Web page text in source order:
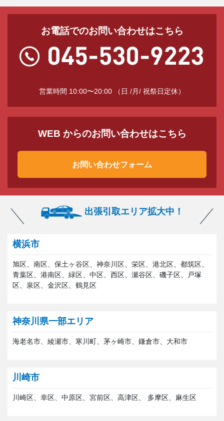
お電話でのお問い合わせはこちら
営業時間 10:00〜20:00 （日 /月/ 祝祭日定休）
WEB からのお問い合わせはこちら
お問い合わせフォーム
出張引取エリア拡大中！
横浜市
旭区、南区、保土ヶ谷区、神奈川区、栄区、港北区、都筑区、
青葉区、港南区、緑区、中区、西区、瀬谷区、磯子区、戸塚
区、泉区、金沢区、鶴見区
神奈川県一部エリア
海老名市、綾瀬市、寒川町、茅ヶ崎市、鎌倉市、大和市
川崎市
川崎区、幸区、中原区、宮前区、高津区、 多摩区、麻生区